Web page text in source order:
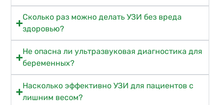
Сколько раз можно делать УЗИ без вреда
здоровью?
Не опасна ли ультразвуковая диагностика для
беременных?
Насколько эффективно УЗИ для пациентов с
лишним весом?